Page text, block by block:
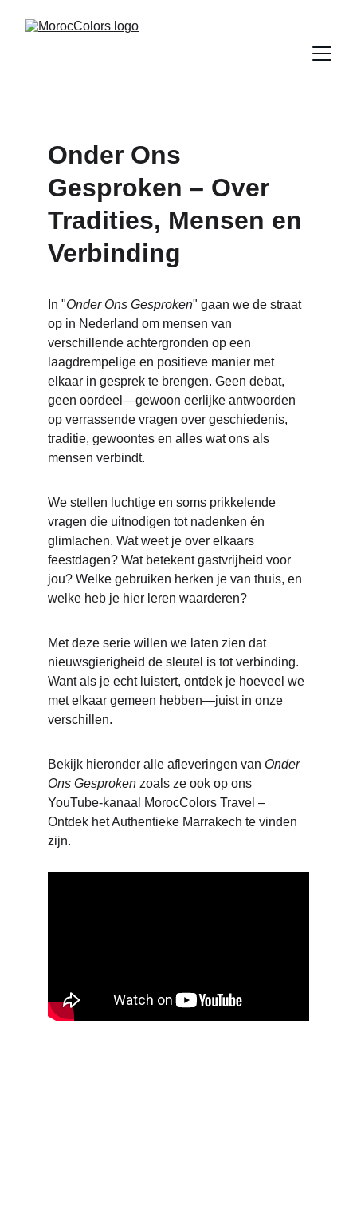
Onder Ons
Gesproken – Over
Tradities, Mensen en
Verbinding
In "Onder Ons Gesproken" gaan we de straat
op in Nederland om mensen van
verschillende achtergronden op een
laagdrempelige en positieve manier met
elkaar in gesprek te brengen. Geen debat,
geen oordeel—gewoon eerlijke antwoorden
op verrassende vragen over geschiedenis,
traditie, gewoontes en alles wat ons als
mensen verbindt.
We stellen luchtige en soms prikkelende
vragen die uitnodigen tot nadenken én
glimlachen. Wat weet je over elkaars
feestdagen? Wat betekent gastvrijheid voor
jou? Welke gebruiken herken je van thuis, en
welke heb je hier leren waarderen?
Met deze serie willen we laten zien dat
nieuwsgierigheid de sleutel is tot verbinding.
Want als je echt luistert, ontdek je hoeveel we
met elkaar gemeen hebben—juist in onze
verschillen.
Bekijk hieronder alle afleveringen van Onder
Ons Gesproken zoals ze ook op ons
YouTube-kanaal MorocColors Travel –
Ontdek het Authentieke Marrakech te vinden
zijn.